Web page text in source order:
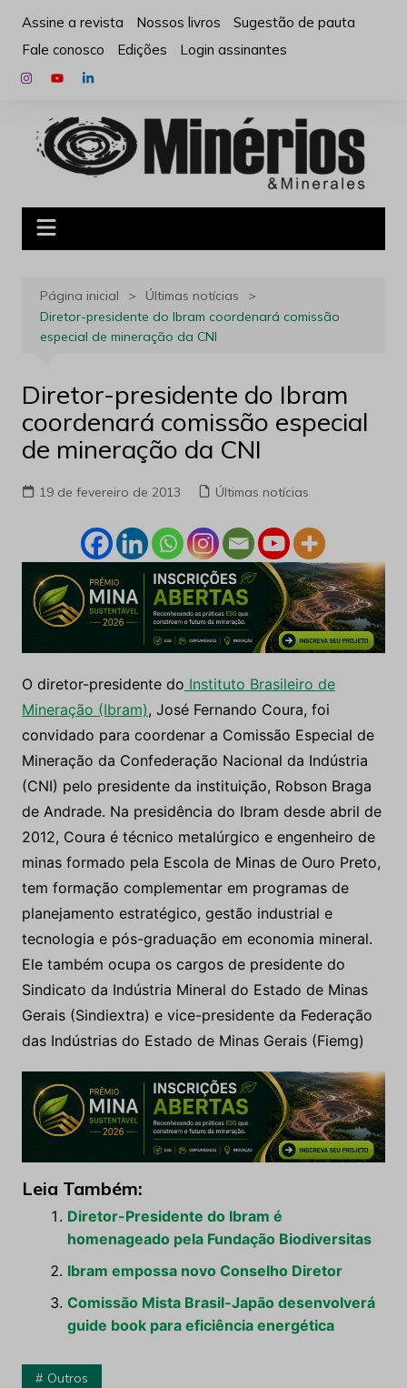
para
conteúdo
Assine a revista Nossos livros
Sugestão de pauta
Fale conosco
Edições Login assinantes
Página inicial
Últimas notícias
Diretor-presidente do Ibram coordenará comissão
especial de mineração da CNI
Diretor-presidente do Ibram
coordenará comissão especial
de mineração da CNI
19 de fevereiro de 2013 Últimas notícias
O diretor-presidente do Instituto Brasileiro de
Mineração (Ibram), José Fernando Coura, foi
convidado para coordenar a Comissão Especial de
Mineração da Confederação Nacional da Indústria
(CNI) pelo presidente da instituição, Robson Braga
de Andrade. Na presidência do Ibram desde abril de
2012, Coura é técnico metalúrgico e engenheiro de
minas formado pela Escola de Minas de Ouro Preto,
tem formação complementar em programas de
planejamento estratégico, gestão industrial e
tecnologia e pós-graduação em economia mineral.
Ele também ocupa os cargos de presidente do
Sindicato da Indústria Mineral do Estado de Minas
Gerais (Sindiextra) e vice-presidente da Federação
das Indústrias do Estado de Minas Gerais (Fiemg)
Leia Também:
Diretor-Presidente do Ibram é
homenageado pela Fundação Biodiversitas
Ibram empossa novo Conselho Diretor
Comissão Mista Brasil-Japão desenvolverá
guide book para eficiência energética
Outros